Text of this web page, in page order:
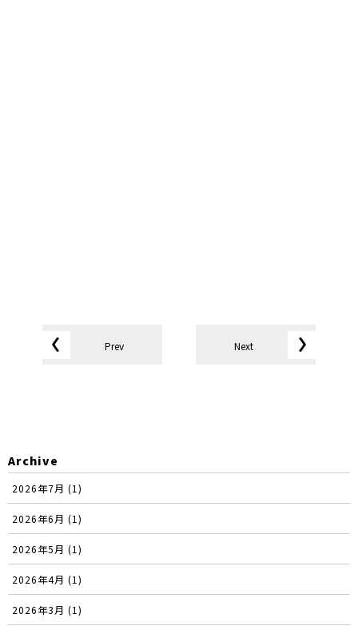
Prev Next
Archive
2026年7月 (1)
2026年6月 (1)
2026年5月 (1)
2026年4月 (1)
2026年3月 (1)